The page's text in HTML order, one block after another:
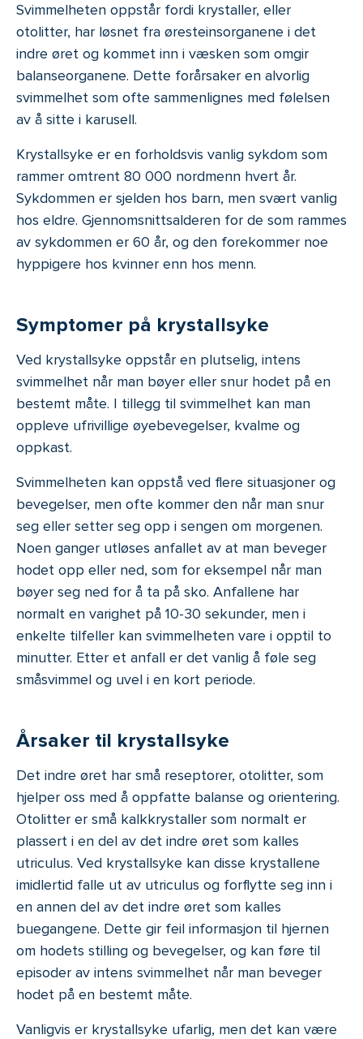
Svimmelheten oppstår fordi krystaller, eller
otolitter, har løsnet fra øresteinsorganene i det
indre øret og kommet inn i væsken som omgir
balanseorganene. Dette forårsaker en alvorlig
svimmelhet som ofte sammenlignes med følelsen
av å sitte i karusell.
Krystallsyke er en forholdsvis vanlig sykdom som
rammer omtrent 80 000 nordmenn hvert år.
Sykdommen er sjelden hos barn, men svært vanlig
hos eldre. Gjennomsnittsalderen for de som rammes
av sykdommen er 60 år, og den forekommer noe
hyppigere hos kvinner enn hos menn.
Symptomer på krystallsyke
Ved krystallsyke oppstår en plutselig, intens
svimmelhet når man bøyer eller snur hodet på en
bestemt måte. I tillegg til svimmelhet kan man
oppleve ufrivillige øyebevegelser, kvalme og
oppkast.
Svimmelheten kan oppstå ved flere situasjoner og
bevegelser, men ofte kommer den når man snur
seg eller setter seg opp i sengen om morgenen.
Noen ganger utløses anfallet av at man beveger
hodet opp eller ned, som for eksempel når man
bøyer seg ned for å ta på sko. Anfallene har
normalt en varighet på 10-30 sekunder, men i
enkelte tilfeller kan svimmelheten vare i opptil to
minutter. Etter et anfall er det vanlig å føle seg
småsvimmel og uvel i en kort periode.
Årsaker til krystallsyke
Det indre øret har små reseptorer, otolitter, som
hjelper oss med å oppfatte balanse og orientering.
Otolitter er små kalkkrystaller som normalt er
plassert i en del av det indre øret som kalles
utriculus. Ved krystallsyke kan disse krystallene
imidlertid falle ut av utriculus og forflytte seg inn i
en annen del av det indre øret som kalles
buegangene. Dette gir feil informasjon til hjernen
om hodets stilling og bevegelser, og kan føre til
episoder av intens svimmelhet når man beveger
hodet på en bestemt måte.
Vanligvis er krystallsyke ufarlig, men det kan være